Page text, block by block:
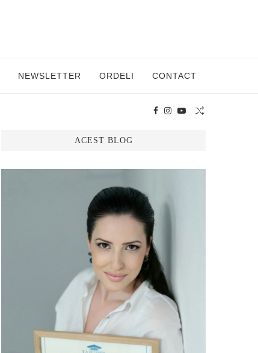
NEWSLETTER ORDELI CONTACT
ACEST BLOG